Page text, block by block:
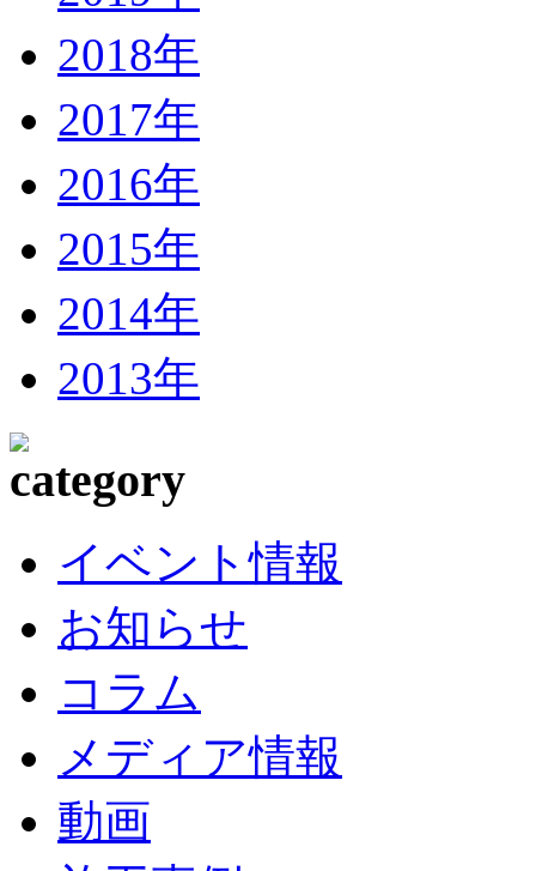
2018年
2017年
2016年
2015年
2014年
2013年
イベント情報
お知らせ
コラム
メディア情報
動画